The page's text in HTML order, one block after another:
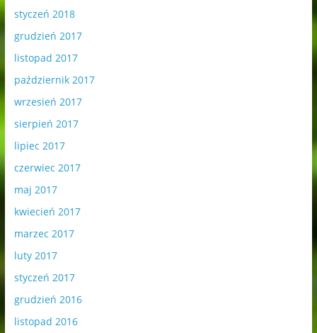
styczeń 2018
grudzień 2017
listopad 2017
październik 2017
wrzesień 2017
sierpień 2017
lipiec 2017
czerwiec 2017
maj 2017
kwiecień 2017
marzec 2017
luty 2017
styczeń 2017
grudzień 2016
listopad 2016